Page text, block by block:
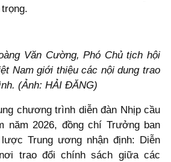
Văn Cường, Phó Chủ tịch hội
Nam giới thiệu các nội dung trao
(Ảnh: HẢI ĐĂNG)
chương trình diễn đàn Nhịp cầu
năm 2026, đồng chí Trưởng ban
Trung ương nhận định: Diễn
trao đổi chính sách giữa các